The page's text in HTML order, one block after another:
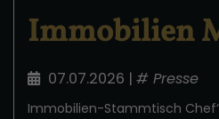
Immobilien
07.07.2026 | # Presse
Immobilien-Stammtisch